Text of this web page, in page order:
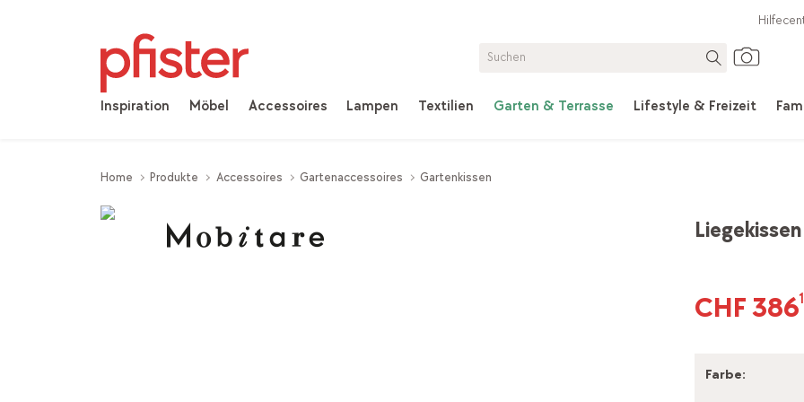
Inspiration Möbel Accessoires Lampen Textilien Garten & Terrasse Lifestyle & Freizeit
Home Produkte Accessoires Gartenaccessoires Gartenkissen
CHF 386
Farbe: